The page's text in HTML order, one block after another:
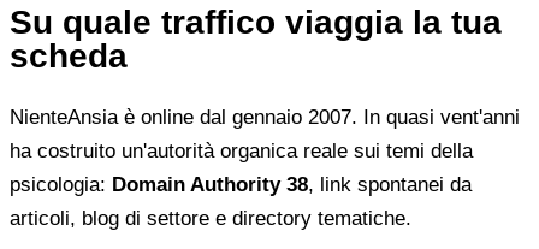
Su quale traffico viaggia la tua
scheda
NienteAnsia è online dal gennaio 2007. In quasi vent'anni
ha costruito un'autorità organica reale sui temi della
psicologia: Domain Authority 38, link spontanei da
articoli, blog di settore e directory tematiche.